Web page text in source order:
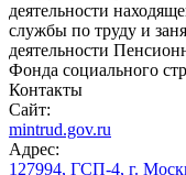
деятельности
службы по труду и
деятельности
Фонда социального
Контакты
Сайт:
mintrud.gov.ru
Адрес:
127994, ГСП-4, г.